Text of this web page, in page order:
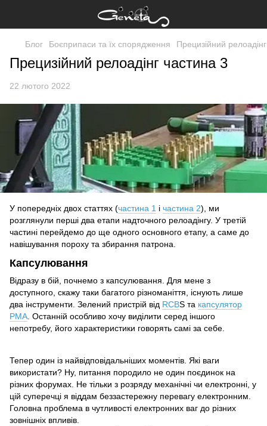
Блог Боєприпаси та їх спорядження Прецизійний
Прецизійний релоадінг частина 3
22 лютого 2022
У попередніх двох статтях (частина 1 і частина 2), ми
розглянули перші два етапи надточного релоадінгу. У третій
частині перейдемо до ще одного основного етапу, а саме до
навішування пороху та збирання патрона.
Капсулювання
Відразу в бій, почнемо з капсулювання. Для мене з
доступного, скажу таки багатого різноманіття, існують лише
два інструменти. Зелений пристрій від RCBS та капсулятор
PMA . Останній особливо хочу виділити серед іншого
непотребу, його характеристики говорять самі за себе.
Тепер один із найвідповідальніших моментів. Які ваги
використати? Ну, питання породило не один поєдинок на
різних форумах. Не тільки з розряду механічні чи електронні, у
цій суперечці я віддам беззастережну перевагу електронним.
Головна проблема в чутливості електронних ваг до різних
зовнішніх впливів.